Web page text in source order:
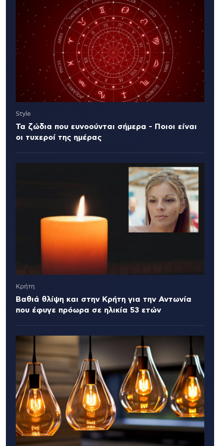
Style
Τα ζώδια που ευνοούνται σήμερα - Ποιοι είναι
οι τυχεροί της ημέρας
Κρήτη
Βαθιά θλίψη και στην Κρήτη για την Αντωνία
που έφυγε πρόωρα σε ηλικία 53 ετών